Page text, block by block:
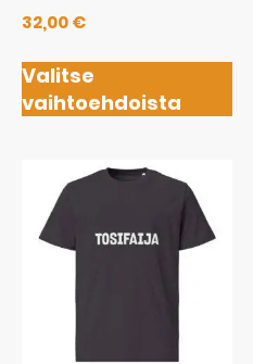
32,00€
Valitse
vaihtoehdoista